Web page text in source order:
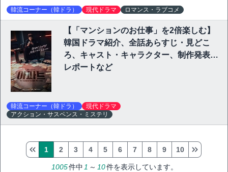
韓流コーナー（韓ドラ） 現代ドラマ ロマンス・ラブコメ
【「マンションのお仕事」を2倍楽しむ】
韓国ドラマ紹介、全話あらすじ・見どこ
ろ、キャスト・キャラクター、制作発表会
レポートなど
韓流コーナー（韓ドラ）
現代ドラマ
アクション・サスペンス・ミステリ
1005件中 1 ～ 10件を表示しています。
1 2 3 4 5 6 7 8 9 10